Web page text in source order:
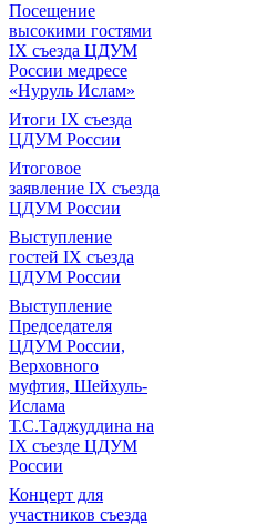
Посещение
высокими гостями
IX съезда ЦДУМ
России медресе
«Нуруль Ислам»
Итоги IX cъезда
ЦДУМ России
Итоговое
заявление IX съезда
ЦДУМ России
Выступление
гостей IX съезда
ЦДУМ России
Выступление
Председателя
ЦДУМ России,
Верховного
муфтия, Шейхуль-
Ислама
Т.С.Таджуддина на
IX съезде ЦДУМ
России
Концерт для
участников съезда